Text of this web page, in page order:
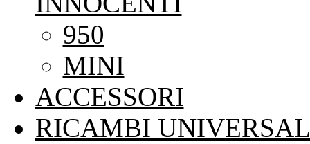
950
MINI
ACCESSORI
RICAMBI